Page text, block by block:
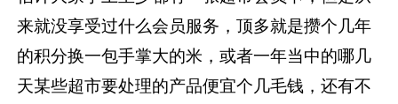
来就没享受过什么会员服务，顶多就是攒个几年
的积分换一包手掌大的米，或者一年当中的哪几
天某些超市要处理的产品便宜个几毛钱，还有不